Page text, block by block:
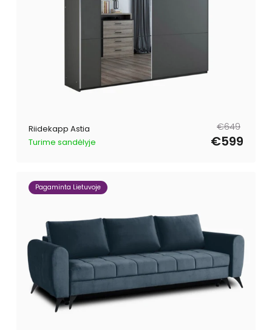
Riidekapp Astia
Turime sandėlyje
Tavahind
€649
Müügihind
€599
Pagaminta Lietuvoje